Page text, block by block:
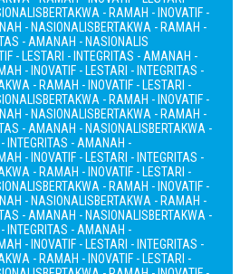
BERTAKWA - RAMAH - INOVATIF -
- NASIONALISBERTAKWA - RAMAH -
- AMANAH - NASIONALIS
- LESTARI - INTEGRITAS - AMANAH -
- INOVATIF - LESTARI - INTEGRITAS -
- RAMAH - INOVATIF - LESTARI -
BERTAKWA - RAMAH - INOVATIF -
- NASIONALISBERTAKWA - RAMAH -
- AMANAH - NASIONALISBERTAKWA -
INTEGRITAS - AMANAH -
- INOVATIF - LESTARI - INTEGRITAS -
- RAMAH - INOVATIF - LESTARI -
BERTAKWA - RAMAH - INOVATIF -
- NASIONALISBERTAKWA - RAMAH -
- AMANAH - NASIONALISBERTAKWA -
INTEGRITAS - AMANAH -
- INOVATIF - LESTARI - INTEGRITAS -
- RAMAH - INOVATIF - LESTARI -